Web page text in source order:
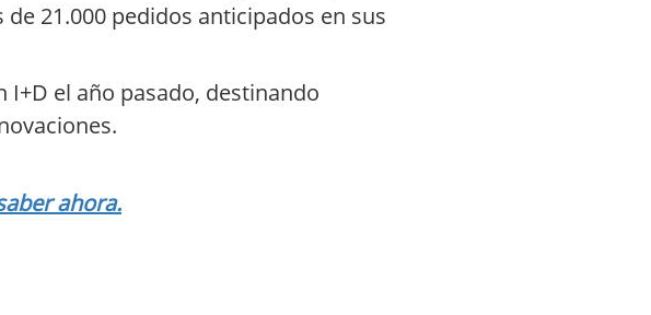
21.000 pedidos anticipados en sus
el año pasado, destinando
ahora.